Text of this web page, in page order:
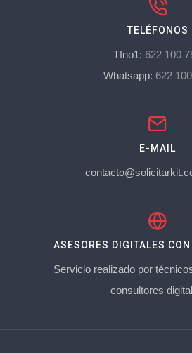
TELÉFONOS
Tfno1: 622 100
Whatsapp: 622
E-MAIL
ASESORES DIGITALES
Servicio realizado por
consultores